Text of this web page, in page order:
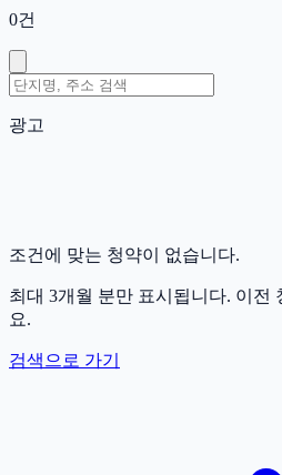
0건
광고
조건에 맞는 청약이 없습니다.
최대 3개월 분만 표시됩니다. 이전
요.
검색으로 가기